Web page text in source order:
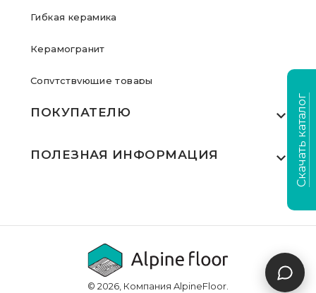
Гибкая керамика
Керамогранит
Сопутствующие товары
ПОКУПАТЕЛЮ
Где купить
Выполненные проекты
Доставка и оплата
ПОЛЕЗНАЯ ИНФОРМАЦИЯ
Видеообзоры
Для дилеров
Инструкции по укладке
© 2026, Компания AlpineFloor.
Скачать каталог